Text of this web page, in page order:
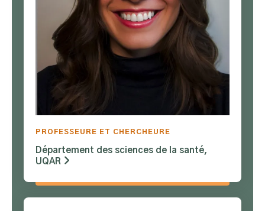
PROFESSEURE ET CHERCHEURE
Département des sciences de la santé,
UQAR